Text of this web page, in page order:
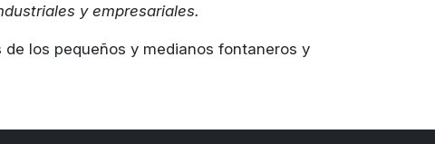
y empresariales.
los pequeños y medianos fontaneros y